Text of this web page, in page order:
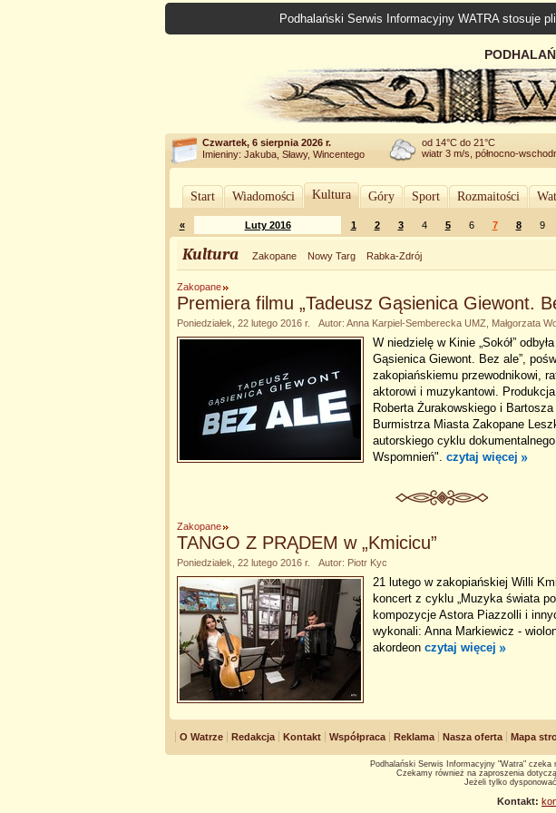
Podhalański Serwis Informacyjny WATRA stosuje
Czwartek, 6 sierpnia 2026 r.
Imieniny: Jakuba, Sławy, Wincentego
od 14°C do 21°C
wiatr 3 m/s, północno-
Start Wiadomości Kultura Góry Sport Rozmaitości
« Luty 2016 1 2 3 4 5 6 7 8 9
Kultura Zakopane Nowy Targ Rabka-Zdrój
Zakopane
Premiera filmu „Tadeusz Gąsienica Giewont.
Poniedziałek, 22 lutego 2016 r. Autor: Anna Karpiel-Semberecka UMZ, Małgorzata
W niedzielę w Kinie „Sokół”
Gąsienica Giewont. Bez ale”,
zakopiańskiemu przewodnikowi,
aktorowi i muzykantowi.
Roberta Żurakowskiego i
Burmistrza Miasta Zakopane
autorskiego cyklu
Wspomnień". czytaj więcej
Zakopane
TANGO Z PRĄDEM w „Kmicicu”
Poniedziałek, 22 lutego 2016 r. Autor: Piotr Kyc
21 lutego w zakopiańskiej Willi
koncert z cyklu „Muzyka świata
kompozycje Astora Piazzolli i
wykonali: Anna Markiewicz -
akordeon czytaj więcej
O Watrze Redakcja Kontakt Współpraca Reklama Nasza oferta Mapa
Podhalański Serwis Informacyjny "Watra"
Czekamy również na zaproszenia
Jeżeli tylko
Kontakt: